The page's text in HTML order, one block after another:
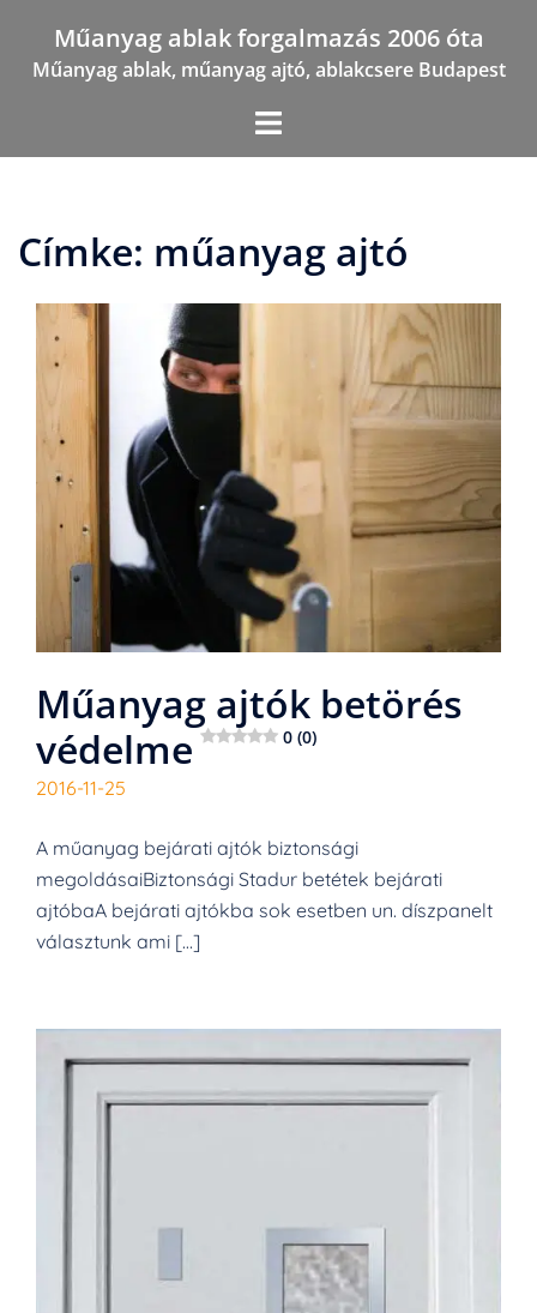
content
Műanyag ablak forgalmazás 2006 óta
Műanyag ablak, műanyag ajtó, ablakcsere Budapest
Címke: műanyag ajtó
Műanyag ajtók betörés
védelme
0 (0)
2016-11-25
A műanyag bejárati ajtók biztonsági
megoldásaiBiztonsági Stadur betétek bejárati
ajtóbaA bejárati ajtókba sok esetben un. díszpanelt
választunk ami […]